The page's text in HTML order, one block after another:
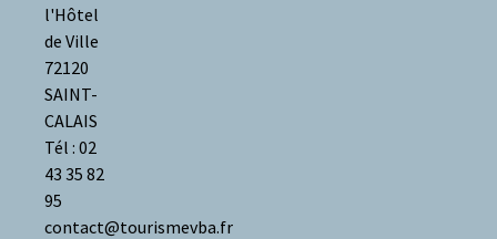
l'Hôtel
de Ville
72120
SAINT-
CALAIS
Tél : 02
43 35 82
95
contact@tourismevba.fr